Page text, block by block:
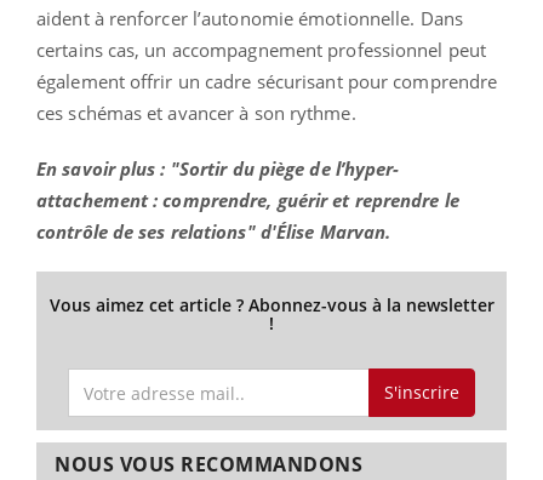
aident à renforcer l’autonomie émotionnelle. Dans
certains cas, un accompagnement professionnel peut
également offrir un cadre sécurisant pour comprendre
ces schémas et avancer à son rythme.
En savoir plus : "Sortir du piège de l’hyper-
attachement : comprendre, guérir et reprendre le
contrôle de ses relations" d'Élise Marvan.
Vous aimez cet article ? Abonnez-vous à la newsletter
!
S'inscrire
NOUS VOUS RECOMMANDONS